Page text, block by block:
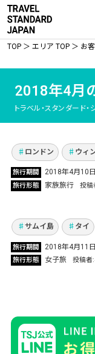
TOP エリア TOP お
2018年4月
トラベル・スタンダード
Vol.43
現地在住の娘
能しました！
ロンドン ウィ
旅行期間 2018年4月10
旅行形態 家族旅行 投稿
Vol.40
タイの水かけ
サムイ島 タイ
旅行期間 2018年4月11
旅行形態 女子旅 投稿者